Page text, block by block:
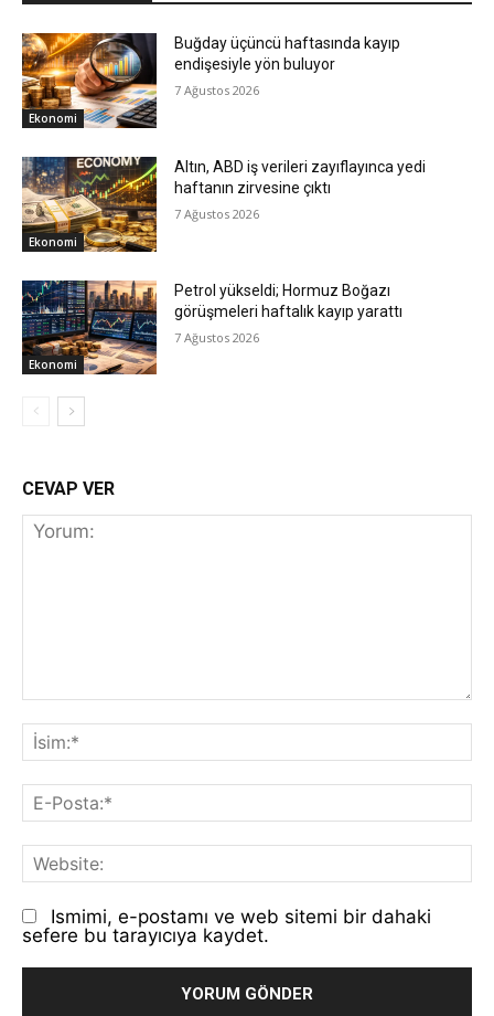
Ekonomi
Buğday üçüncü haftasında kayıp
endişesiyle yön buluyor
7 Ağustos 2026
Ekonomi
Altın, ABD iş verileri zayıflayınca yedi
haftanın zirvesine çıktı
7 Ağustos 2026
Ekonomi
Petrol yükseldi; Hormuz Boğazı
görüşmeleri haftalık kayıp yarattı
7 Ağustos 2026
CEVAP VER
Ismimi, e-postamı ve web sitemi bir dahaki
sefere bu tarayıcıya kaydet.